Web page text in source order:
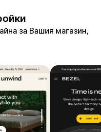
за Вашия магазин,